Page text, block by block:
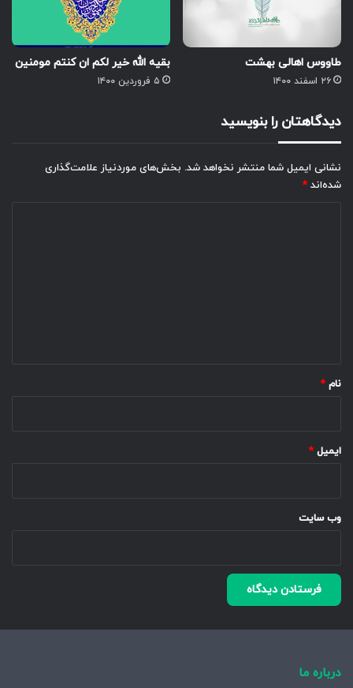
طاووس اهالی بهشت
۲۶ اسفند ۱۴۰۰
بقیه الله خیر لکم ان کنتم مومنین
۵ فروردین ۱۴۰۰
دیدگاهتان را بنویسید
نشانی ایمیل شما منتشر نخواهد شد. بخش‌های موردنیاز علامت‌گذاری
شده‌اند *
نام *
ایمیل *
وب‌ سایت
درباره ما